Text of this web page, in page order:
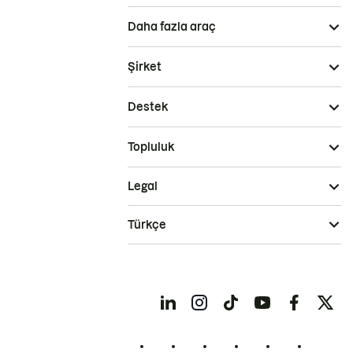
Daha fazla araç
Şirket
Destek
Topluluk
Legal
Türkçe